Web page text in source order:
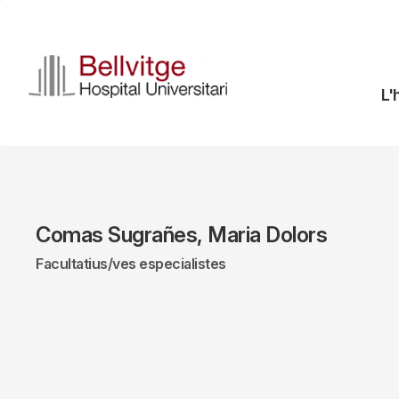
contingut
Comas Sugrañes, Maria Dolors
Facultatius/ves especialistes